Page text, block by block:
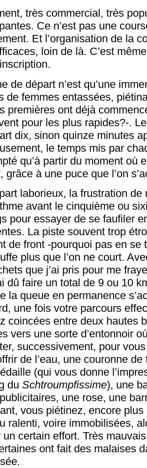
très commercial, très
Ce n’est pas une
Et l’organisation de la
loin de là. C’est
de départ n’est qu’une
de femmes entassées,
premières ont déjà
pour les plus rapides?-.
dix, sinon quinze minutes
le temps mis par
qu’à partir du moment où
grâce à une puce que l’on
laborieux, la frustration
avant le cinquième ou
pour essayer de se faufiler
La piste souvent trop
de front -pourquoi pas en se
plus que l’on ne court.
que j’ai pris pour me
dû faire un total de 9 ou 10
la queue en permanence
une fois votre parcours
coincées entre deux hautes
vers une sorte d’entonnoir
successivement, pour
de l’eau, une couronne
(qui vous donne
duSchtroumpfissime), une
une rose, une
vous piétinez, encore plus
ralenti, voire immobilisées,
un certain effort. Très
ont fait des malaises